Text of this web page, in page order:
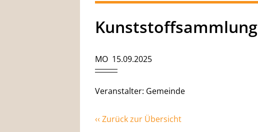
Kunststoffsammlung
MO 15.09.2025
Veranstalter: Gemeinde
‹‹ Zurück zur Übersicht